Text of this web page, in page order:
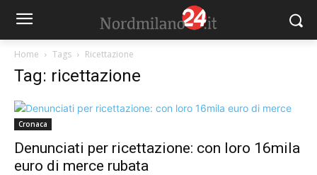
Home Tags Ricettazione
Tag: ricettazione
Cronaca
Denunciati per ricettazione: con loro 16mila
euro di merce rubata